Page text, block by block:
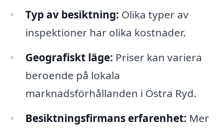
Typ av besiktning: Olika typer av
inspektioner har olika kostnader.
Geografiskt läge: Priser kan variera
beroende på lokala
marknadsförhållanden i Östra Ryd.
Besiktningsfirmans erfarenhet: Mer